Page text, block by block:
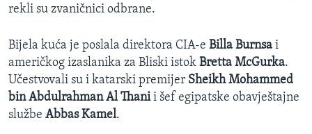
rekli su zvaničnici odbrane.
Bijela kuća je poslala direktora CIA-e Billa Burnsa i
američkog izaslanika za Bliski istok Bretta McGurka.
Učestvovali su i katarski premijer Sheikh Mohammed
bin Abdulrahman Al Thanii šef egipatske obavještajne
službe Abbas Kamel.